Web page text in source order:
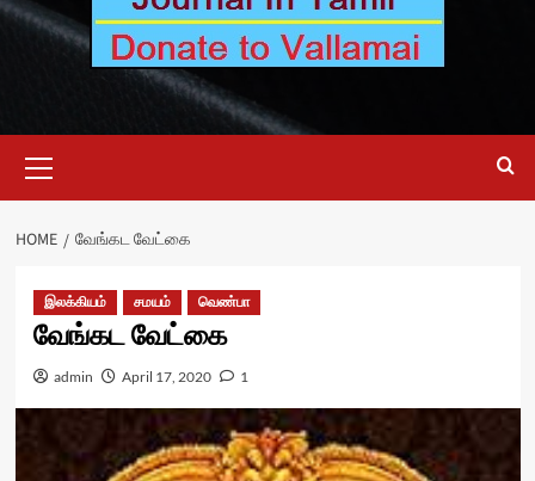
Menu
HOME வேங்கட வேட்கை
இலக்கியம் சமயம் வெண்பா
வேங்கட வேட்கை
admin April 17, 2020 1